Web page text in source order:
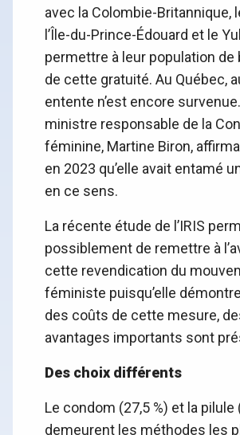
avec la Colombie-Britannique,
l’Île-du-Prince-Édouard et le
permettre à leur population de
de cette gratuité. Au Québec,
entente n’est encore
ministre responsable de la
féminine, Martine Biron,
en 2023 qu’elle avait entamé
en ce sens.
La récente étude de l’IRIS
possiblement de remettre à
cette revendication du
féministe puisqu’elle
des coûts de cette mesure,
avantages importants sont
Des choix différents
Le condom (27,5 %) et la pilule
demeurent les méthodes les